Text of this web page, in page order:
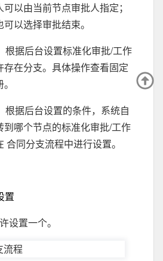
以由当前节点审批人指定；
以选择审批结束。
根据后台设置标准化审批/工作
存在分支。具体操作查看固定
根据后台设置的条件，系统自
到哪个节点的标准化审批/工作
合同分支流程中进行设置。
置
设置一个。